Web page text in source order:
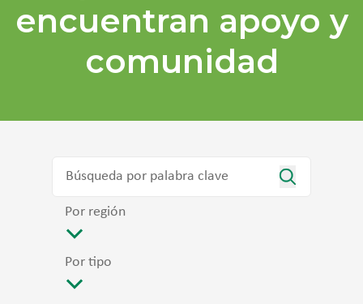
encuentran apoyo y
comunidad
Por región
Por tipo